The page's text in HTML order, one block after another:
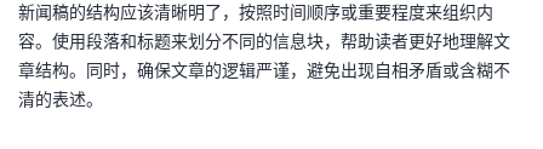
新闻稿的结构应该清晰明了，按照时间顺序或重要程度来组织内
容。使用段落和标题来划分不同的信息块，帮助读者更好地理解文
章结构。同时，确保文章的逻辑严谨，避免出现自相矛盾或含糊不
清的表述。